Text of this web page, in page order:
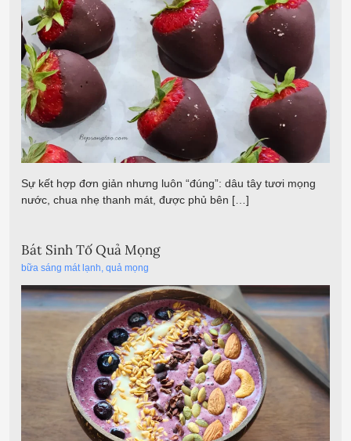
Sự kết hợp đơn giản nhưng luôn “đúng”: dâu tây tươi mọng
nước, chua nhẹ thanh mát, được phủ bên […]
Bát Sinh Tố Quả Mọng
bữa sáng mát lạnh, quả mọng